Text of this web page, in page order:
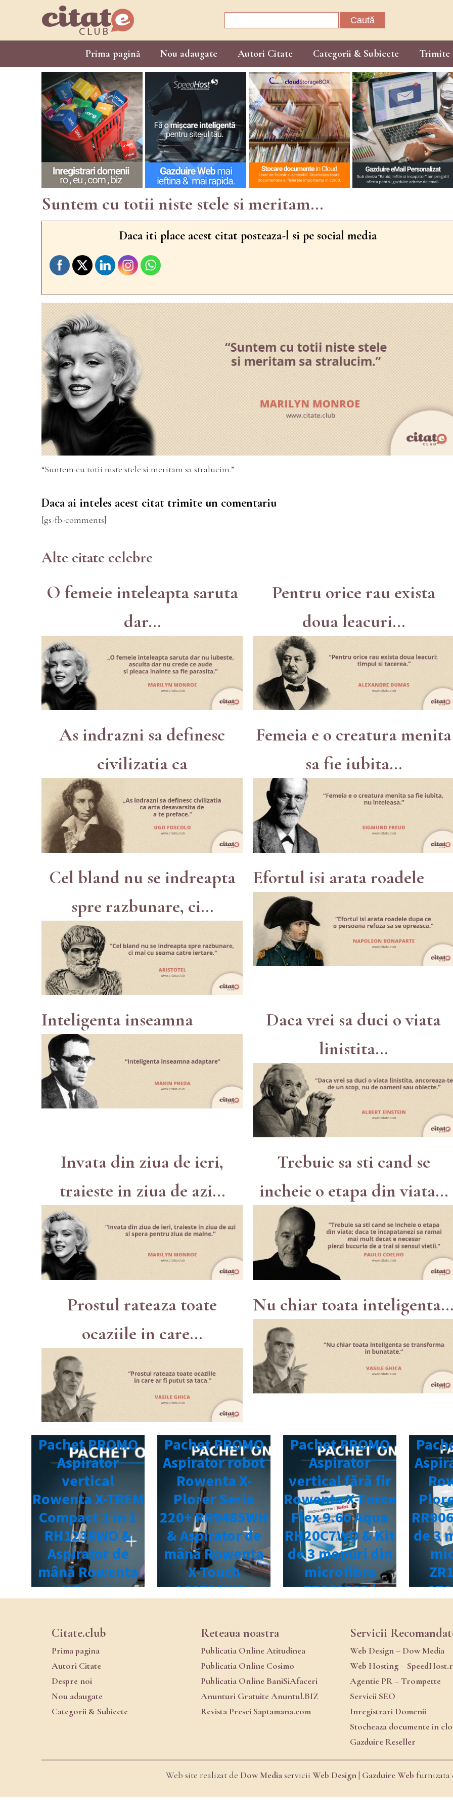
Prima pagină Nou adaugate Autori Citate Categorii & Subiecte Trimite
Suntem cu totii niste stele si meritam...
Daca iti place acest citat posteaza-l si pe social media
“Suntem cu totii niste stele si meritam sa stralucim.”
Daca ai inteles acest citat trimite un comentariu
[gs-fb-comments]
Alte citate celebre
O femeie inteleapta saruta
dar...
Pentru orice rau exista
doua leacuri...
As indrazni sa definesc
civilizatia ca
Femeia e o creatura menita
sa fie iubita...
Cel bland nu se indreapta
spre razbunare, ci...
Efortul isi arata roadele
Inteligenta inseamna
Daca vrei sa duci o viata
linistita...
Invata din ziua de ieri,
traieste in ziua de azi...
Trebuie sa sti cand se
incheie o etapa din viata...
Prostul rateaza toate
ocaziile in care...
Nu chiar toata inteligenta...
Citate.club
Prima pagina
Autori Citate
Despre noi
Nou adaugate
Categorii & Subiecte
Reteaua noastra
Publicatia Online Atitudinea
Publicatia Online Cosimo
Publicatia Online BaniSiAfaceri
Anunturi Gratuite Anuntul.BIZ
Revista Presei Saptamana.com
Servicii
Web Design – Dow Media
Web Hosting –
Agentie PR – Trompette
Servicii SEO
Inregistrari Domenii
Stocheaza documente in
Gazduire Reseller
Web site realizat de Dow Mediaservicii Web Design| Gazduire Web furnizata